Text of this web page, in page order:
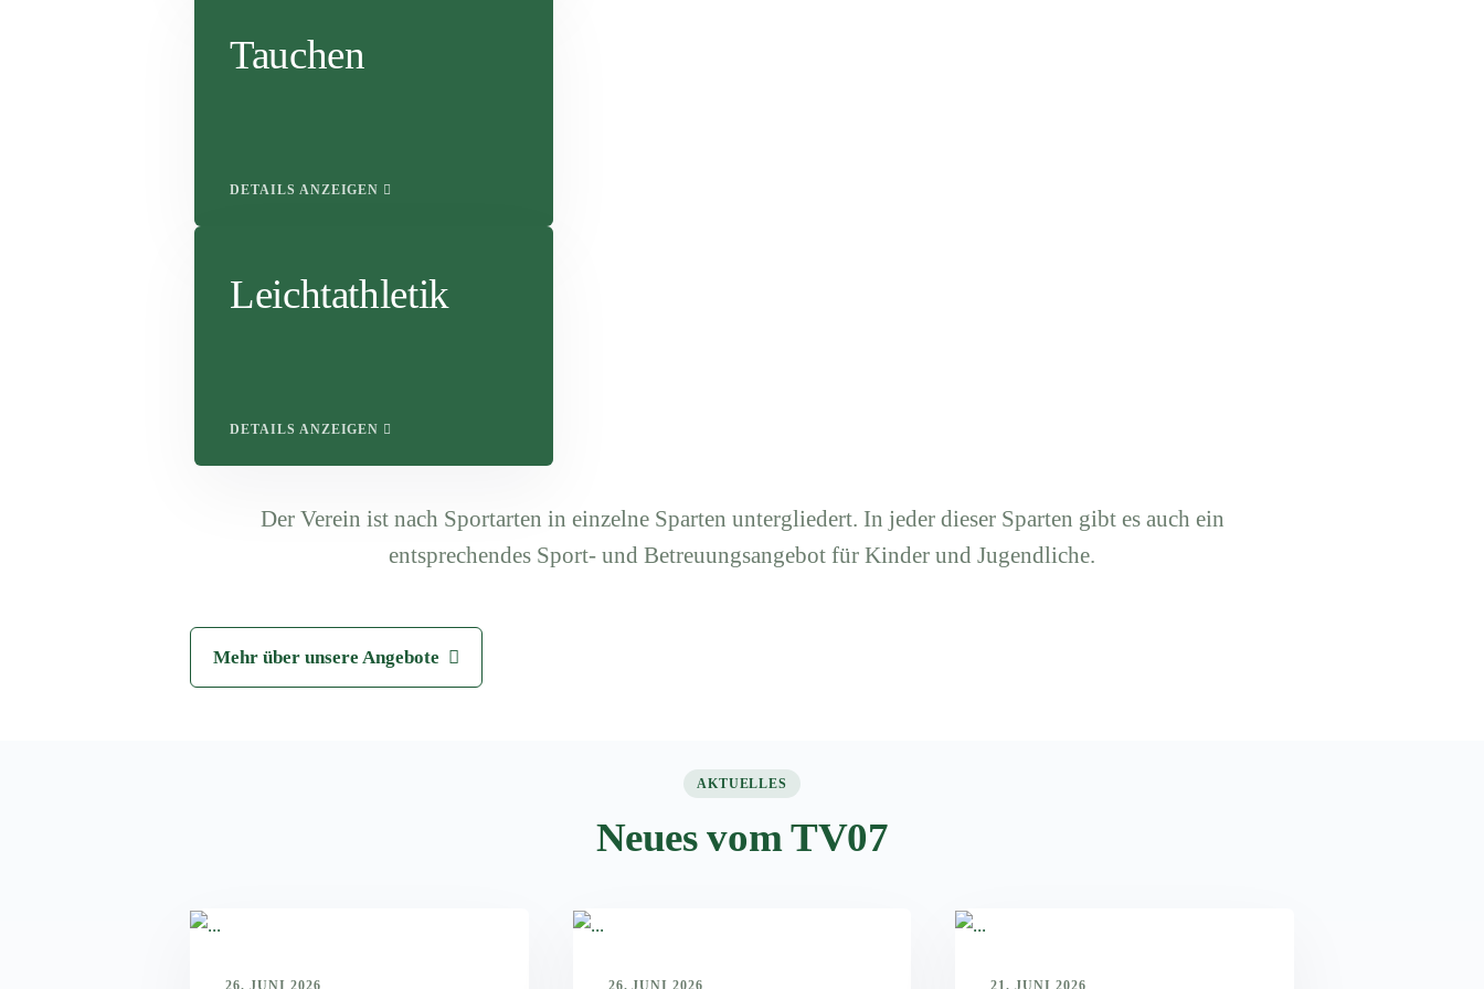
Tauchen
DETAILS ANZEIGEN
Leichtathletik
DETAILS ANZEIGEN
Der Verein ist nach Sportarten in einzelne Sparten untergliedert. In jeder dieser Sparten gibt es auch ein
entsprechendes Sport- und Betreuungsangebot für Kinder und Jugendliche.
Mehr über unsere Angebote
AKTUELLES
Neues vom TV07
26. JUNI 2026 26. JUNI 2026 21. JUNI 2026